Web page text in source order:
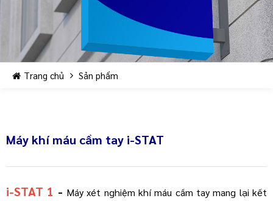
Trang chủ Sản phẩm
Máy khí máu cầm tay i-STAT
i-STAT 1 - Máy xét nghiệm khí máu cầm tay mang lại kết